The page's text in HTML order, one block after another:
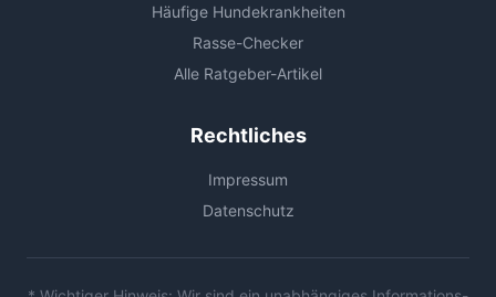
Häufige Hundekrankheiten
Rasse-Checker
Alle Ratgeber-Artikel
Rechtliches
Impressum
Datenschutz